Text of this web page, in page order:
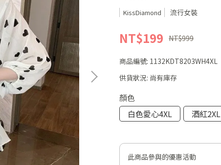
KissDiamond 流行女裝
NT$199 NT$999
商品編號: 1132KDT8203WH4XL
供貨狀況: 尚有庫存
顏色
白色愛心4XL
酒紅2XL
此商品參與的優惠活動